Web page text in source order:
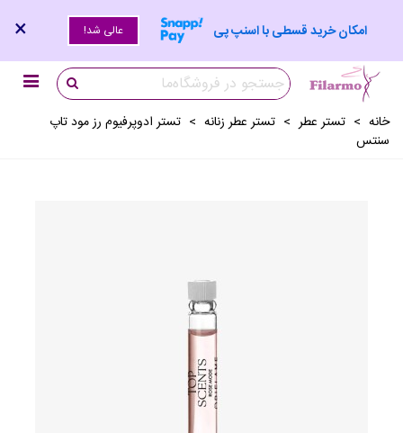
امکان خرید قسطی با اسنپ پی عالی شد! ×
خانه > تستر عطر > تستر عطر زنانه > تستر ادوپرفیوم رز مود تاپ
سنتس